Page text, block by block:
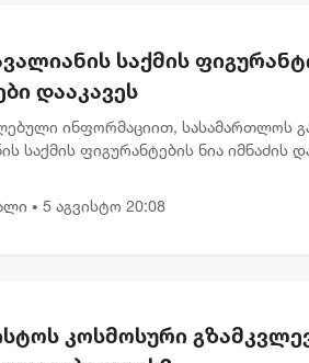
საქმის
დააკავეს
ინფორმაციით, სასამართლოს
საქმის ფიგურანტების ნია იმნაძის
პ...
• 5 აგვისტო 20:08
კოსმოსური